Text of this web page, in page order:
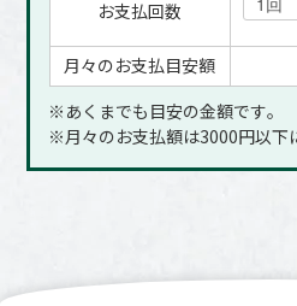
お支払回数
月々のお支払目安額
※あくまでも目安の金額です｡
※月々のお支払額は3000円以下